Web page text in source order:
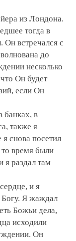
из Лондона.
тогда в
Он встречался с
до
несколько
Он будет
если Он
банках, в
также я
снова посетил
время были
я раздал там
и я
Богу. Я жаждал
Божьи дела,
исходили
Он